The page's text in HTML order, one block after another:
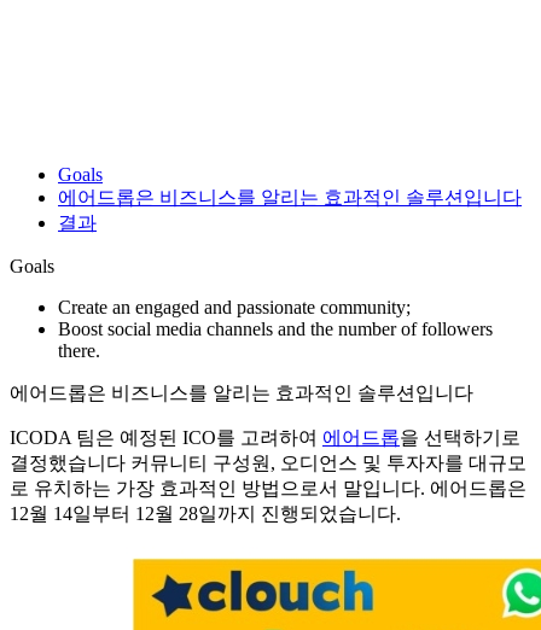
Goals
에어드롭은 비즈니스를 알리는 효과적인 솔루션입니다
결과
Goals
Create an engaged and passionate community;
Boost social media channels and the number of followers
there.
에어드롭은 비즈니스를 알리는 효과적인 솔루션입니다
ICODA 팀은 예정된 ICO를 고려하여 에어드롭을 선택하기로
결정했습니다 커뮤니티 구성원, 오디언스 및 투자자를 대규모
로 유치하는 가장 효과적인 방법으로서 말입니다. 에어드롭은
12월 14일부터 12월 28일까지 진행되었습니다.